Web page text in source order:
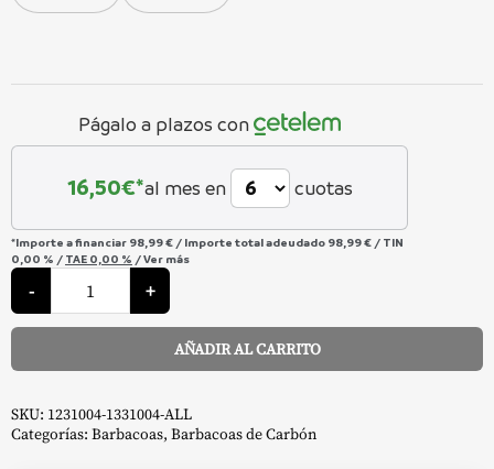
Págalo a plazos con
16,50€*al mes en cuotas
*Importe a financiar 98,99 € / Importe total adeudado 98,99 € / TIN
0,00 % / TAE 0,00 % /Ver más
-
Barbacoa
Carbón
Bar-
B-
-
+
AÑADIR AL CARRITO
Alternative:
SKU: 1231004-1331004-ALL
Categorías: Barbacoas, Barbacoas de Carbón